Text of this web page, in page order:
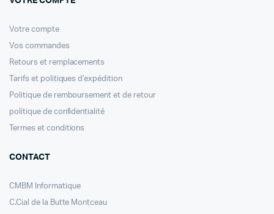
Votre compte
Vos commandes
Retours et remplacements
Tarifs et politiques d’expédition
Politique de remboursement et de retour
politique de confidentialité
Termes et conditions
CONTACT
CMBM Informatique
C.Cial de la Butte Montceau